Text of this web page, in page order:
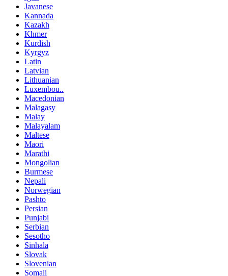
Javanese
Kannada
Kazakh
Khmer
Kurdish
Kyrgyz
Latin
Latvian
Lithuanian
Luxembou..
Macedonian
Malagasy
Malay
Malayalam
Maltese
Maori
Marathi
Mongolian
Burmese
Nepali
Norwegian
Pashto
Persian
Punjabi
Serbian
Sesotho
Sinhala
Slovak
Slovenian
Somali